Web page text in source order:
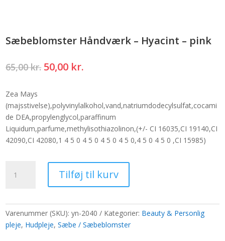
Sæbeblomster Håndværk – Hyacint – pink
65,00kr. Den
var:
65,00 kr..
50,00 kr.
er:
50,00 kr..
Zea Mays
(majsstivelse),polyvinylalkohol,vand,natriumdodecylsulfat,cocami
de DEA,propylenglycol,paraffinum
Liquidum,parfume,methylisothiazolinon,(+/- CI 16035,CI 19140,CI
42090,CI 42080,1 4 5 0 4 5 0 4 5 0 4 5 0,4 5 0 4 5 0 ,CI 15985)
Sæbeblomster
Håndværk
-
pink
Tilføj til kurv
Varenummer (SKU):yn-2040 Kategorier: Beauty & Personlig
pleje, Hudpleje,Sæbe / Sæbeblomster